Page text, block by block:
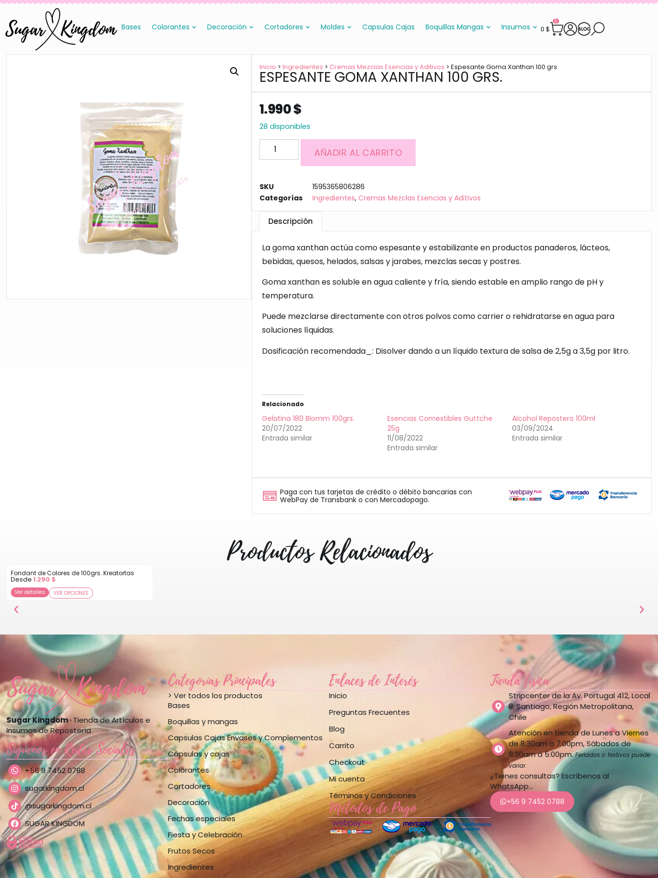
Bases Colorantes Decoración Cortadores Moldes Capsulas Cajas Boquillas Mangas Insumos 0 $
0
Inicio > Ingredientes > Cremas Mezclas Esencias y Aditivos > Espesante Goma Xanthan 100 grs.
ESPESANTE GOMA XANTHAN 100 GRS.
1.990$
28 disponibles
AÑADIR AL CARRITO
SKU
1595365806286
Categorías
Ingredientes, Cremas Mezclas Esencias y Aditivos
Descripción
La goma xanthan actúa como espesante y estabilizante en productos panaderos, lácteos,
bebidas, quesos, helados, salsas y jarabes, mezclas secas y postres.
Goma xanthan es soluble en agua caliente y fría, siendo estable en amplio rango de pH y
temperatura.
Puede mezclarse directamente con otros polvos como carrier o rehidratarse en agua para
soluciones líquidas.
Dosificación recomendada_: Disolver dando a un líquido textura de salsa de 2,5g a 3,5g por litro.
Relacionado
Gelatina 180 Blomm 100grs.
20/07/2022
Entrada similar
Esencias Comestibles Guttche
25g
11/08/2022
Entrada similar
Alcohol Repostero 100ml
03/09/2024
Entrada similar
Paga con tus tarjetas de crédito o débito bancarias con
WebPay de Transbank o con Mercadopago.
Productos Relacionados
Fondant de Colores de 100grs. Kreatortas
Desde1.290 $
Ver detalles VER OPCIONES
Sugar Kingdom ·Tienda de Artículos e
Insumos de Repostería
Síguenos en Redes Sociales
+56 9 7452 0788
sugarkingdom.cl
@sugarkingdom.cl
SUGAR KINGDOM
Categorías Principales
> Ver todos los productos
Bases
Boquillas y mangas
Capsulas Cajas Envases y Complementos
Cápsulas y cajas
Colorantes
Cortadores
Decoración
Fechas especiales
Fiesta y Celebración
Frutos Secos
Ingredientes
Enlaces de Interés
Inicio
Preguntas Frecuentes
Blog
Carrito
Checkout
Mi cuenta
Términos y Condiciones
Métodos de Pago
Tienda física
Stripcenter de la Av. Portugal 412, Local
8, Santiago, Región Metropolitana,
Chile
Atención en tienda de Lunes a Viernes
de 8:30am a 7:00pm, Sábados de
8:30am a 5:00pm.Feriados o festivos puede
variar.
¿Tienes consultas? Escríbenos al
WhatsApp…
+56 9 7452 0788